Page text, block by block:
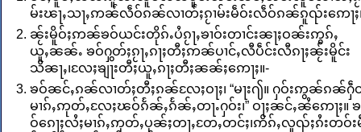
မ်းၽႃႇသႃႇဢၼ်လဵဝ်ၵၼ်လၢတ်ႈၵႂၢမ်းမဵဝ်းလဵဝ်ၵၼ်ၵူၺ်းဢေႃႈ
ၼႂ်းမိူဝ်ႈဢၼ်ၶဝ်ယင်းတိုၵ်ႉပႆၵႂႃႇၶၢဝ်းတၢင်းၼႃႈဝၼ်းဢွၵ်ႇ
ယူႇၼၼ်ႉ ၶဝ်ႁွတ်ႈၵႂႃႇၵႃႈတီႈဢၼ်ပၢင်ႇလီပဵင်းလီၵႃႈၼႂ်းမိူင်း
သိၼႃႇ၊လႄႈၶျႃးတီႈယူႇၵႃႈတီႈၼၼ်ႈဢေႃႈ။-
ၶဝ်ၼင်ႇၵၼ်လၢတ်ႈတီႈၵၼ်လႄႈဝႃႈ၊ “မႃး႟။ ႁဝ်းဢွၼ်ၵၼ်ႁဵ
မၢၵ်ႇဢုတ်ႇလႄႈၽဝ်ၵႅၼ်ႇၵႅၼ်ႇတႃႉႁဝ်း၊” ဝႃႈၼင်ႇၼႆဢေႃႈ။ ၶ
ဝ်ၵေႃႈလႆႈမၢၵ်ႇဢုတ်ႇပုၼ်ႈတႃႇတႄႇတင်ႈ၊ဢိၵ်ႇလူၺ်ႈၵႆးတဝ်း